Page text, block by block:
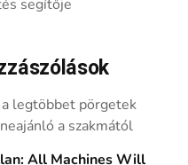
segítője
legtöbbet pörgetek
a szakmától
All Machines Will